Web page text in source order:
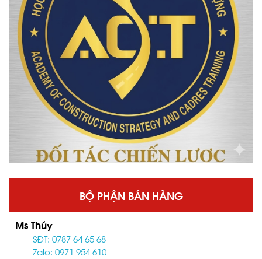
BỘ PHẬN BÁN HÀNG
Ms Thúy
SĐT: 0787 64 65 68
Zalo: 0971 954 610